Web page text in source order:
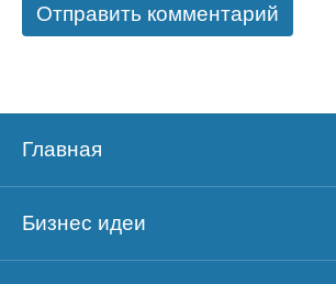
Главная
Бизнес идеи